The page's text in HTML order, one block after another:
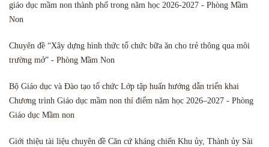
giáo dục mầm non thành phố trong năm học 2026-2027 - Phòng Mầm
Non
Chuyên đề “Xây dựng hình thức tổ chức bữa ăn cho trẻ thông qua môi
trường mở” - Phòng Mầm Non
Bộ Giáo dục và Đào tạo tổ chức Lớp tập huấn hướng dẫn triển khai
Chương trình Giáo dục mầm non thí điểm năm học 2026–2027 - Phòng
Giáo dục Mầm non
Giới thiệu tài liệu chuyên đề Căn cứ kháng chiến Khu ủy, Thành ủy Sài